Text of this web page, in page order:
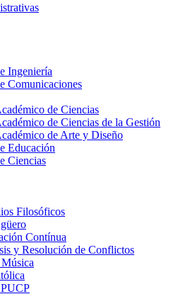
Ingeniería
Comunicaciones
de Ciencias
de Ciencias de la Gestión
de Arte y Diseño
Educación
Ciencias
Filosóficos
Contínua
y Resolución de Conflictos